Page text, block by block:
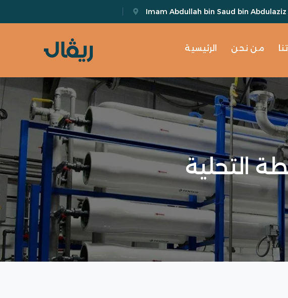
Imam Abdullah bin Saud bin
الرئيسية من نحن
التحلية